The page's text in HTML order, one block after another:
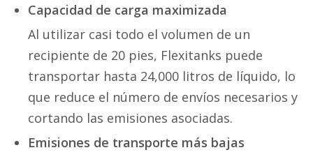
Capacidad de carga maximizada
Al utilizar casi todo el volumen de un
recipiente de 20 pies, Flexitanks puede
transportar hasta 24,000 litros de líquido, lo
que reduce el número de envíos necesarios y
cortando las emisiones asociadas.
Emisiones de transporte más bajas